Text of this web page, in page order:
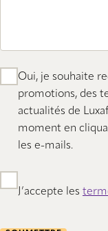
Oui, je souhaite
promotions, des
actualités de
moment en
les e-mails.
J’accepte les